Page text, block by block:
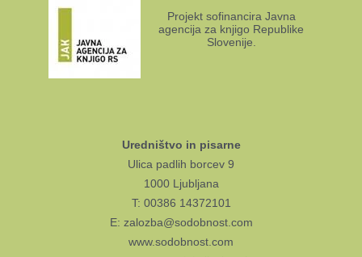
Projekt sofinancira Javna
agencija za knjigo Republike
Slovenije.
Uredništvo in pisarne
Ulica padlih borcev 9
1000 Ljubljana
T: 00386 14372101
E: zalozba@sodobnost.com
www.sodobnost.com